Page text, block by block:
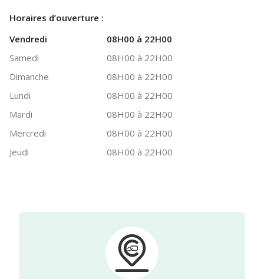
Horaires d’ouverture :
Vendredi
08H00 à 22H00
Samedi
08H00 à 22H00
Dimanche
08H00 à 22H00
Lundi
08H00 à 22H00
Mardi
08H00 à 22H00
Mercredi
08H00 à 22H00
Jeudi
08H00 à 22H00